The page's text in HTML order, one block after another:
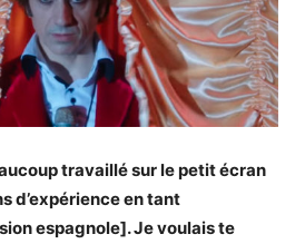
travaillé sur le petit écran
d’expérience en tant
espagnole]. Je voulais te